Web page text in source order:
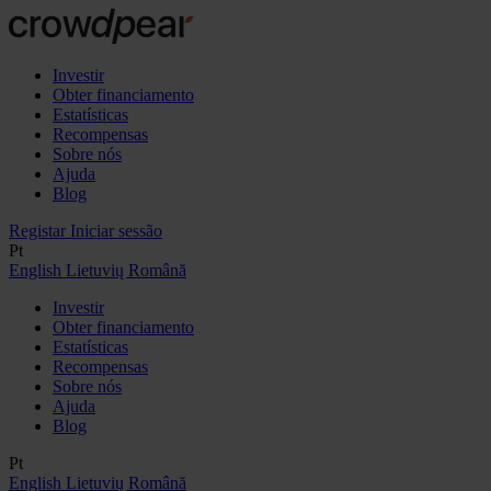
Investir
Obter financiamento
Estatísticas
Recompensas
Sobre nós
Ajuda
Blog
Registar Iniciar sessão
Pt
English Lietuvių Română
Investir
Obter financiamento
Estatísticas
Recompensas
Sobre nós
Ajuda
Blog
Pt
English Lietuvių Română